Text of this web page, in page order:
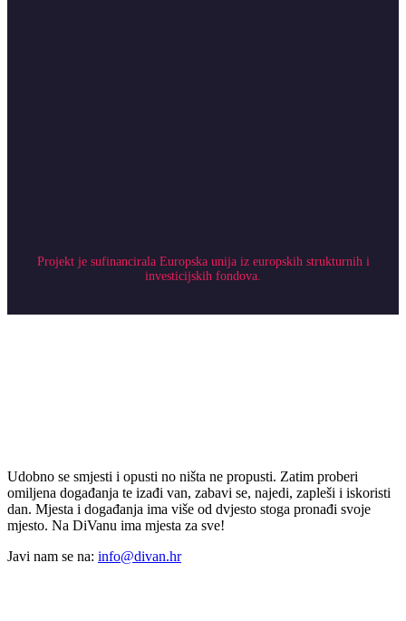
Projekt je sufinancirala Europska unija iz europskih strukturnih i
investicijskih fondova.
Udobno se smjesti i opusti no ništa ne propusti. Zatim proberi
omiljena događanja te izađi van, zabavi se, najedi, zapleši i iskoristi
dan. Mjesta i događanja ima više od dvjesto stoga pronađi svoje
mjesto. Na DiVanu ima mjesta za sve!
Javi nam se na: info@divan.hr